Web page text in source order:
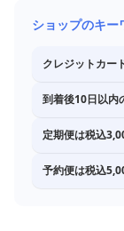
ショップのキー
クレジットカー
到着後10日以内
定期便は税込
予約便は税込